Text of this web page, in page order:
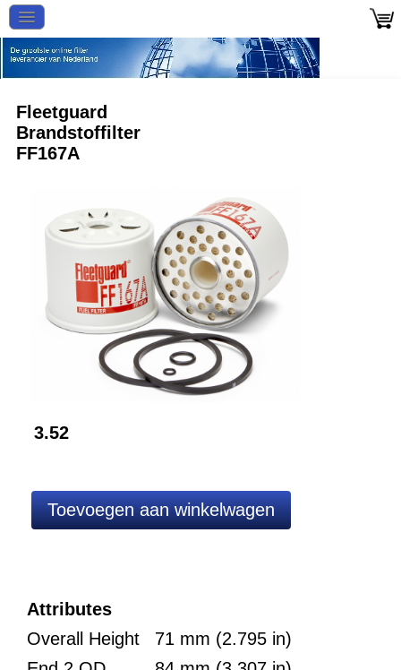
Fleetguard
Brandstoffilter
FF167A
3.52
Attributes
Overall Height
71 mm (2.795 in)